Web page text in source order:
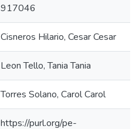
917046
Cisneros Hilario, Cesar Cesar
Leon Tello, Tania Tania
Torres Solano, Carol Carol
https://purl.org/pe-